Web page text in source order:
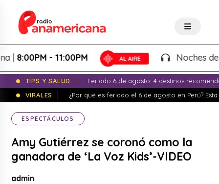
- 11:00PM Noches de
TIPS Y SALUD
Feriado 6 de agosto: 4 destinos
VIRALES
¿Por qué es feriado el 6 de agosto en Perú?
ESPECTÁCULOS
Amy Gutiérrez se coronó como la
ganadora de ‘La Voz Kids’-VIDEO
admin